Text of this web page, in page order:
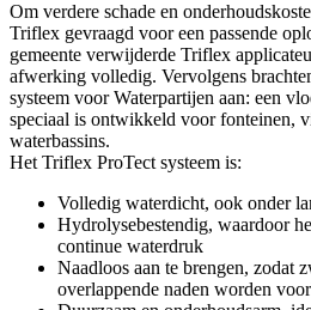
Om verdere schade en
Triflex gevraagd voor een passende
gemeente verwijderde Triflex
afwerking volledig. Vervolgens
systeem voor Waterpartijen aan: een
speciaal is ontwikkeld voor fonteinen,
waterbassins.
Het Triflex ProTect systeem is:
Volledig waterdicht, ook onder
Hydrolysebestendig, waardoor
continue waterdruk
Naadloos aan te brengen, zodat
overlappende naden worden